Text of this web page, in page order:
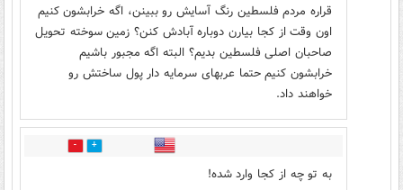
قراره مردم فلسطین رنگ آسایش رو ببینن، اگه خرابشون کنیم
اون وقت از کجا بیارن دوباره آبادش کنن؟ زمین سوخته تحویل
صاحبان اصلی فلسطین بدیم؟ البته اگه مجبور باشیم
خرابشون کنیم حتما عربهای سرمایه دار پول ساختش رو
خواهند داد.
0
به تو چه از کجا وارد شده!